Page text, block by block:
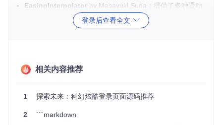
EasingInterpolator by Masayuki Suda：提供了多种缓动
效果，使得动画过渡更加自然平滑。
Horizontal-Calendarby Mulham-Raee：虽非直接用于登
出不凡的用户体验。
3. 项目及技术应用场景
LoginPageConcept非常适合那些寻求给用户留下深刻第一印
登录后查看全文
相关内容推荐
1 探索未来：科幻炫酷登录页面源码推荐
2 ```markdown